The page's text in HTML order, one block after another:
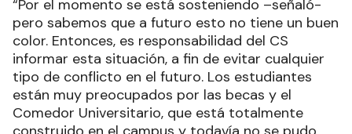
“Por el momento se está sosteniendo –señaló-
pero sabemos que a futuro esto no tiene un buen
color. Entonces, es responsabilidad del CS
informar esta situación, a fin de evitar cualquier
tipo de conflicto en el futuro. Los estudiantes
están muy preocupados por las becas y el
Comedor Universitario, que está totalmente